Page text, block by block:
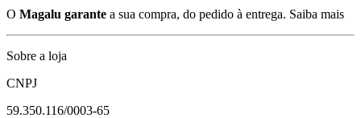
O Magalu garante a sua compra, do pedido à entrega. Saiba mais
Sobre a loja
CNPJ
59.350.116/0003-65